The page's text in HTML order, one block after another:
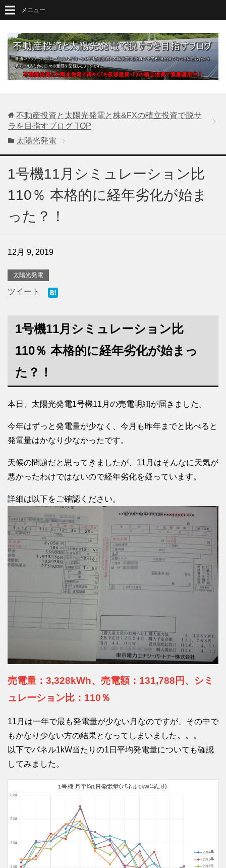
メニュー
不動産投資と太陽光発電と株&FXの積立投資で脱サ
ラを目指すブログ TOP
太陽光発電
1号機11月シミュレーション比
110％ 本格的に経年劣化が始ま
った？！
12月 9, 2019
太陽光発電
ツイート
1号機11月シミュレーション比
110％ 本格的に経年劣化が始まっ
た？！
本日、太陽光発電1号機11月の売電明細が届きました。
今年はずっと発電量が少なく、今月も昨年までと比べると
発電量はかなり少なかったです。
天候の問題だと思ってきましたが、11月はそんなに天気が
悪かったわけではないので経年劣化を疑っています。
詳細は以下をご確認ください。
売電量：3,328kWh、売電額：131,788円、シミ
ュレーション比：110％
11月は一年で最も発電量が少ない月なのですが、その中で
もかなり少ない方の結果となってしまいました。。。
以下でパネル1kW当たりの1日平均発電量についても確認
してみました。